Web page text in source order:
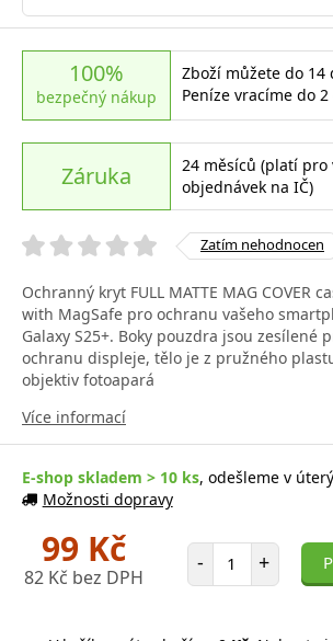
100%
bezpečný nákup
Zboží můžete do 14
Peníze vracíme do
Záruka
24 měsíců (platí pro
objednávek na IČ)
Zatím nehodnocen
Ochranný kryt FULL MATTE MAG COVER
with MagSafe pro ochranu vašeho
Galaxy S25+. Boky pouzdra jsou zesílené
ochranu displeje, tělo je z pružného
objektiv fotoapará
Více informací
E-shop skladem > 10 ks, odešleme v
Možnosti dopravy
99 Kč
82 Kč bez DPH
- Počet položek
+